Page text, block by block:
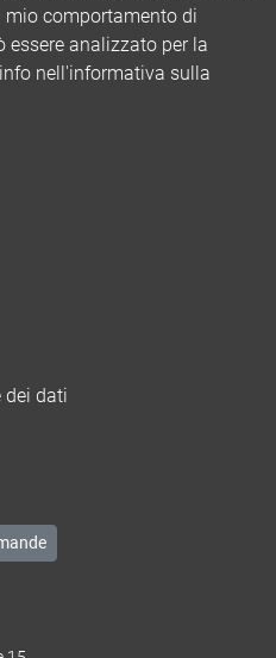
comportamento di
essere analizzato per la
nell'informativa sulla
dei dati